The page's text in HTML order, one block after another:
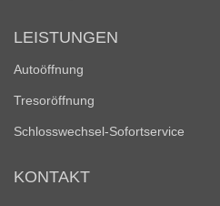
LEISTUNGEN
Autoöffnung
Tresoröffnung
Schlosswechsel-Sofortservice
KONTAKT